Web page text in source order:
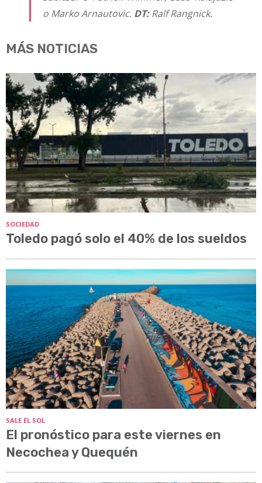
o Marko Arnautovic. DT:Ralf Rangnick.
MÁS NOTICIAS
SOCIEDAD
Toledo pagó solo el 40% de los sueldos
SALE EL SOL
El pronóstico para este viernes en
Necochea y Quequén